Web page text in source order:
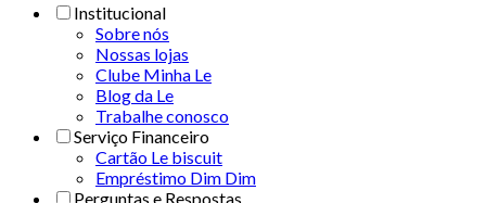
Institucional
Sobre nós
Nossas lojas
Clube Minha Le
Blog da Le
Trabalhe conosco
Serviço Financeiro
Cartão Le biscuit
Empréstimo Dim Dim
Perguntas e Respostas